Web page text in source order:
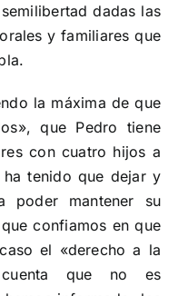
dadas las
y familiares que
la máxima de que
que Pedro tiene
con cuatro hijos a
tenido que dejar y
poder mantener su
confiamos en que
el «derecho a la
que no es